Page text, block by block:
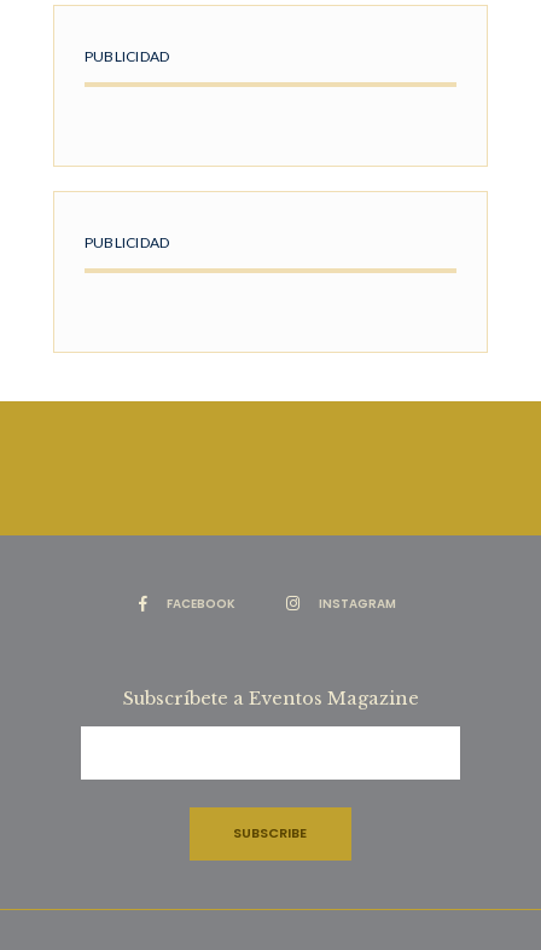
PUBLICIDAD
PUBLICIDAD
FACEBOOK INSTAGRAM
Subscríbete a Eventos Magazine